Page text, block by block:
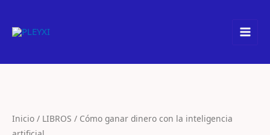
contenido
Inicio / LIBROS / Cómo ganar dinero con la inteligencia